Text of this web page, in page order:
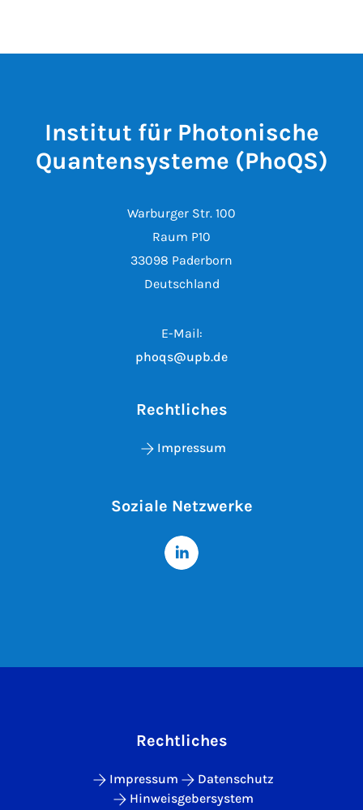
Institut für Photonische
Quantensysteme (PhoQS)
Warburger Str. 100
Raum P10
33098 Paderborn
Deutschland
E-Mail:
phoqs@upb.de
Rechtliches
Impressum
Soziale Netzwerke
Rechtliches
Impressum
Datenschutz
Hinweisgebersystem